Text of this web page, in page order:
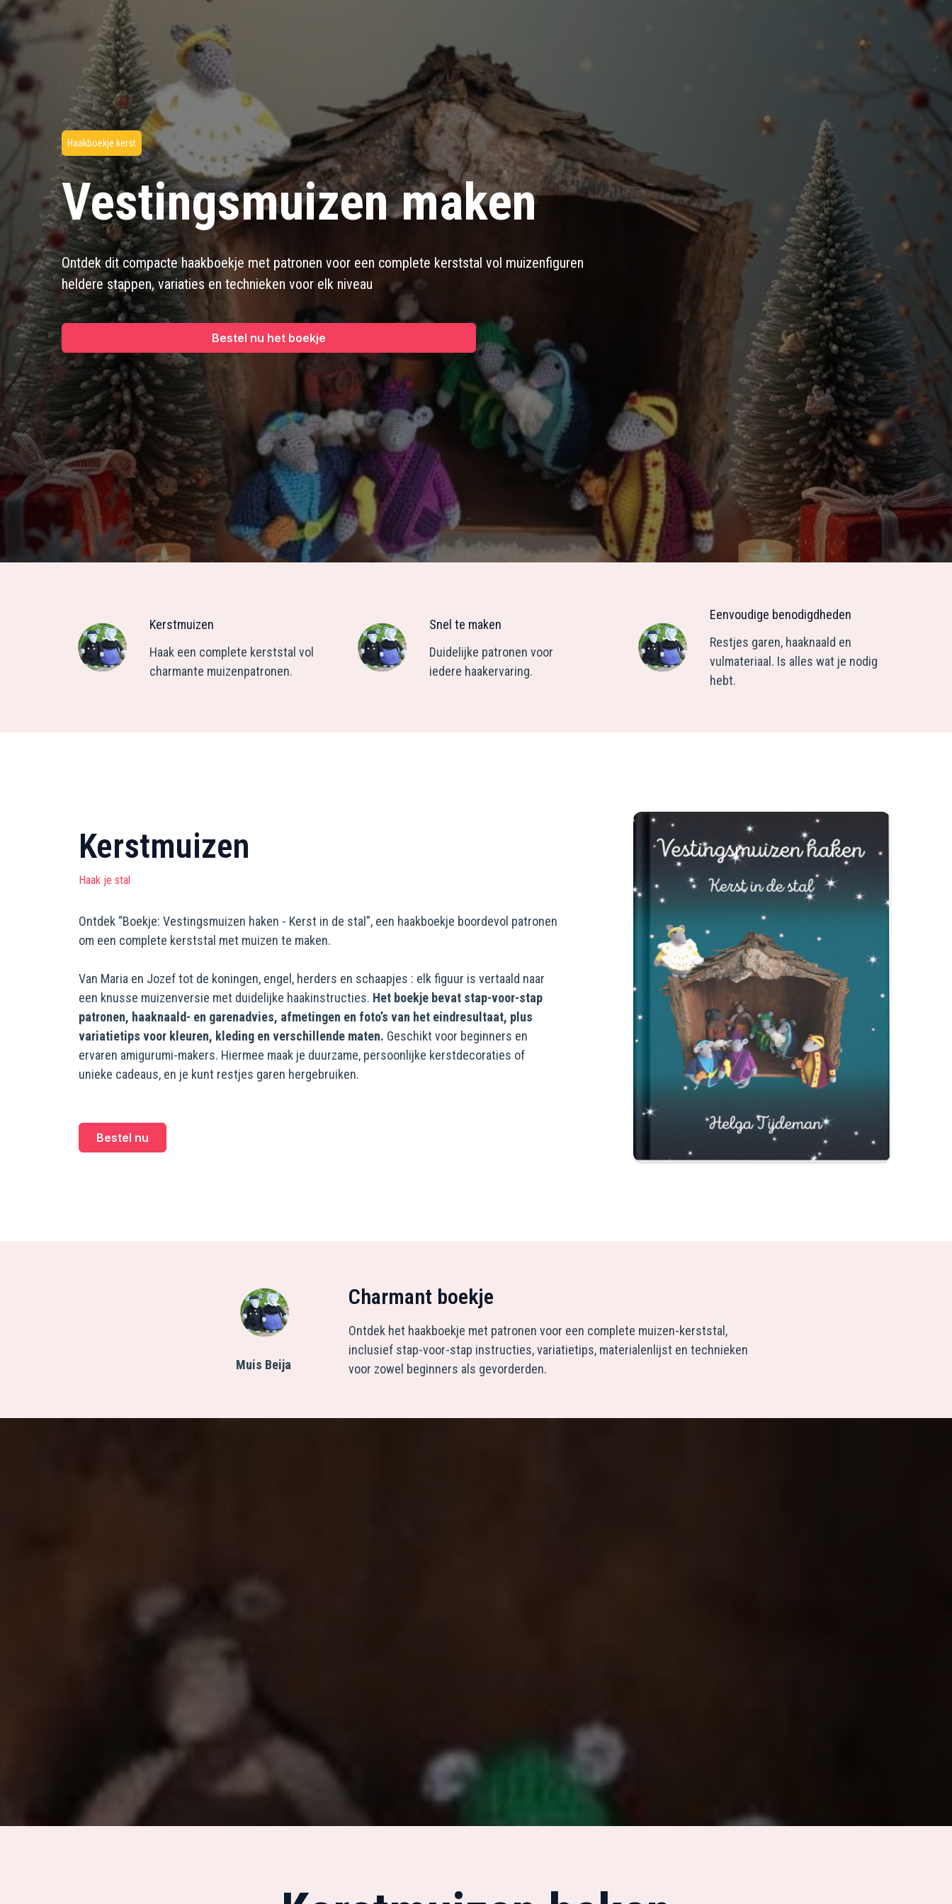
Haakboekje kerst
Vestingsmuizen maken
Ontdek dit compacte haakboekje met patronen voor een complete kerststal vol muizenfiguren
heldere stappen, variaties en technieken voor elk niveau
Bestel nu het boekje
Kerstmuizen
Haak een complete kerststal vol
charmante muizenpatronen.
Snel te maken
Duidelijke patronen voor
iedere haakervaring.
Eenvoudige benodigdheden
Restjes garen, haaknaald en
vulmateriaal. Is alles wat je nodig
hebt.
Kerstmuizen
Haak je stal
Ontdek “Boekje: Vestingsmuizen haken - Kerst in de stal”, een haakboekje boordevol patronen
om een complete kerststal met muizen te maken.
Van Maria en Jozef tot de koningen, engel, herders en schaapjes : elk figuur is vertaald naar
een knusse muizenversie met duidelijke haakinstructies. Het boekje bevat stap-voor-stap
patronen, haaknaald- en garenadvies, afmetingen en foto’s van het eindresultaat, plus
variatietips voor kleuren, kleding en verschillende maten. Geschikt voor beginners en
ervaren amigurumi-makers. Hiermee maak je duurzame, persoonlijke kerstdecoraties of
unieke cadeaus, en je kunt restjes garen hergebruiken.
Bestel nu
Muis Beija
Charmant boekje
Ontdek het haakboekje met patronen voor een complete muizen-kerststal,
inclusief stap-voor-stap instructies, variatietips, materialenlijst en technieken
voor zowel beginners als gevorderden.